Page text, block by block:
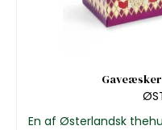
En af Østerlandsk